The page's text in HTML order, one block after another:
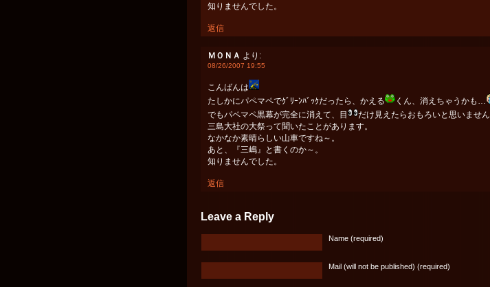
知りませんでした。
返信
ＭＯＮＡ より:
08/26/2007 19:55
こんばんは
たしかにパペマペでｸﾞﾘｰﾝﾊﾞｯｸだったら、かえる
くん、消えちゃうかも…
でもパペマペ黒幕が完全に消えて、目
だけ見えたらおもろいと思いません
三島大社の大祭って聞いたことがあります。
なかなか素晴らしい山車ですね～。
あと、『三嶋』と書くのか～。
知りませんでした。
返信
Leave a Reply
Name (required)
Mail (will not be published) (required)